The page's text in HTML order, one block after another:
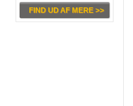
FIND UD AF MERE >>